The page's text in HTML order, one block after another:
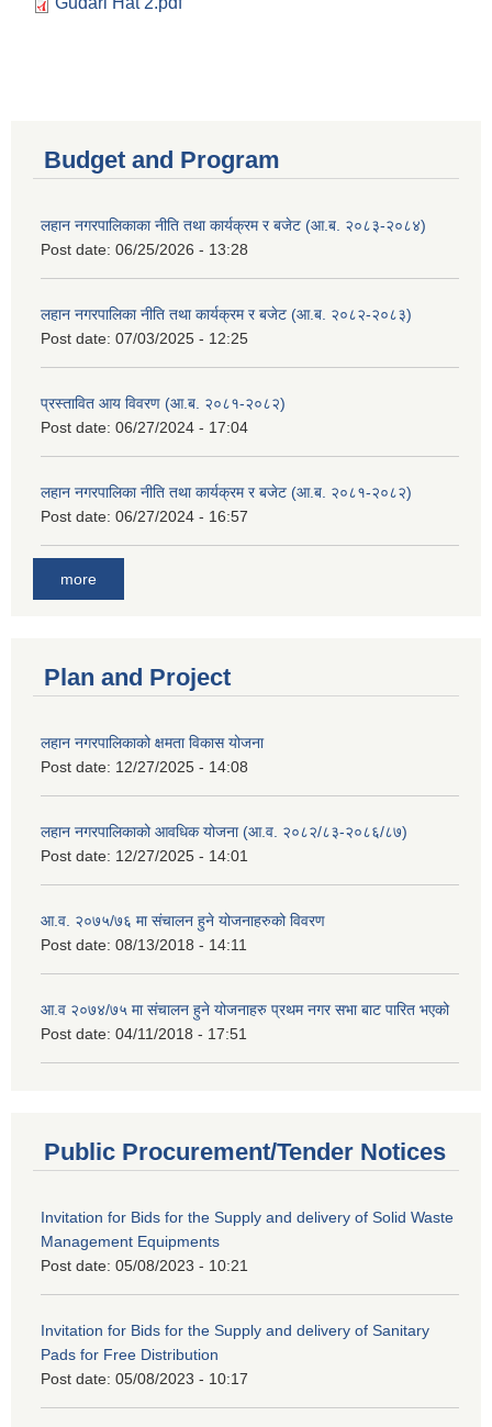
Budget and Program
लहान नगरपालिकाका नीति तथा कार्यक्रम र बजेट (आ.ब. २०८३-२०८४)
Post date: 06/25/2026 - 13:28
लहान नगरपालिका नीति तथा कार्यक्रम र बजेट (आ.ब. २०८२-२०८३)
Post date: 07/03/2025 - 12:25
प्रस्तावित आय विवरण (आ.ब. २०८१-२०८२)
Post date: 06/27/2024 - 17:04
लहान नगरपालिका नीति तथा कार्यक्रम र बजेट (आ.ब. २०८१-२०८२)
Post date: 06/27/2024 - 16:57
more
Plan and Project
लहान नगरपालिकाको क्षमता विकास योजना
Post date: 12/27/2025 - 14:08
लहान नगरपालिकाको आवधिक योजना (आ.व. २०८२/८३-२०८६/८७)
Post date: 12/27/2025 - 14:01
आ.व. २०७५/७६ मा संचालन हुने योजनाहरुको विवरण
Post date: 08/13/2018 - 14:11
आ.व २०७४/७५ मा संचालन हुने योजनाहरु प्रथम नगर सभा बाट पारित भएको
Post date: 04/11/2018 - 17:51
Public Procurement/Tender Notices
Invitation for Bids for the Supply and delivery of Solid Waste
Management Equipments
Post date: 05/08/2023 - 10:21
Invitation for Bids for the Supply and delivery of Sanitary
Pads for Free Distribution
Post date: 05/08/2023 - 10:17